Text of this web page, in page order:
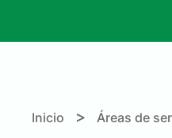
Inicio > Áreas de